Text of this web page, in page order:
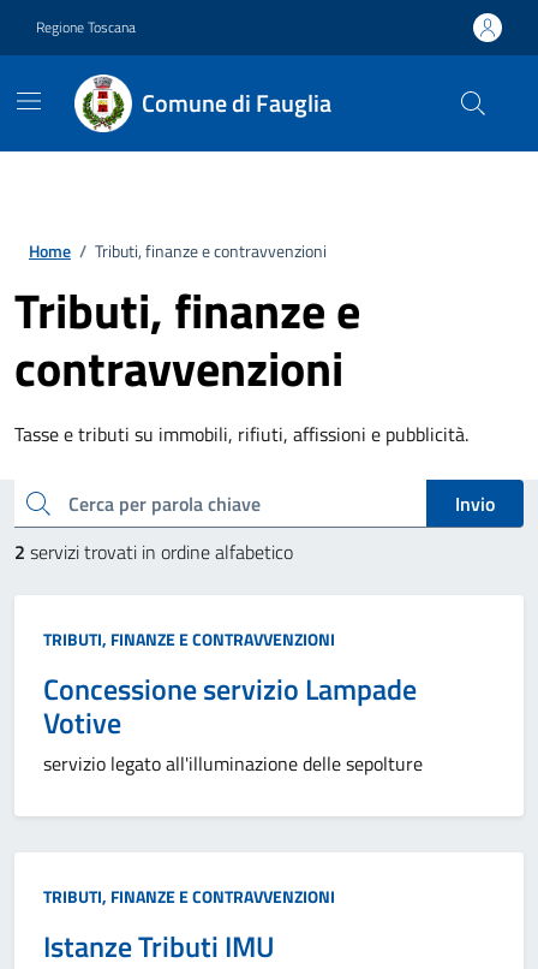
Regione Toscana
Comune di Fauglia
Home / Tributi, finanze e contravvenzioni
Tributi, finanze e
contravvenzioni
Tasse e tributi su immobili, rifiuti, affissioni e pubblicità.
Esplora tutti i servizi
cerca
Invio
2 servizi trovati in ordine alfabetico
Categoria:
TRIBUTI, FINANZE E CONTRAVVENZIONI
Concessione servizio Lampade
Votive
servizio legato all'illuminazione delle sepolture
Categoria:
TRIBUTI, FINANZE E CONTRAVVENZIONI
Istanze Tributi IMU